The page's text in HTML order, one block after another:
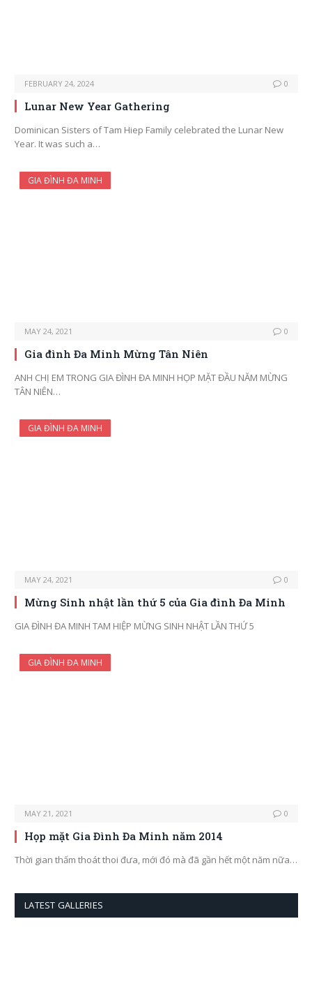
FEBRUARY 24, 2024 0
Lunar New Year Gathering
Dominican Sisters of Tam Hiep Family celebrated the Lunar New
Year. It was such a…
GIA ĐÌNH ĐA MINH
MAY 24, 2021 0
Gia đình Đa Minh Mừng Tân Niên
ANH CHỊ EM TRONG GIA ĐÌNH ĐA MINH HỌP MẶT ĐẦU NĂM MỪNG
TÂN NIÊN…
GIA ĐÌNH ĐA MINH
MAY 24, 2021 0
Mừng Sinh nhật lần thứ 5 của Gia đình Đa Minh
GIA ĐÌNH ĐA MINH TAM HIỆP MỪNG SINH NHẬT LẦN THỨ 5
GIA ĐÌNH ĐA MINH
MAY 21, 2021 0
Họp mặt Gia Đình Đa Minh năm 2014
Thời gian thấm thoát thoi đưa, mới đó mà đã gần hết một năm nữa…
LATEST GALLERIES